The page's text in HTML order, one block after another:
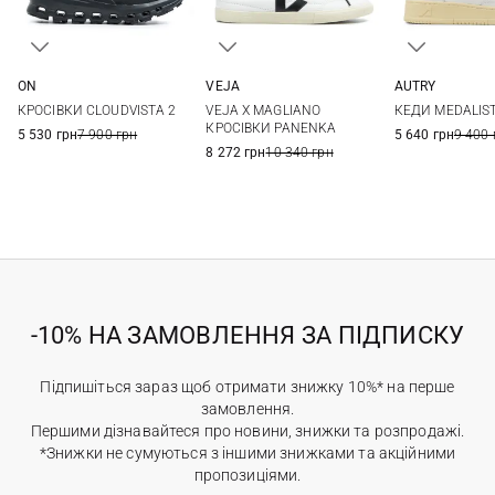
ON
КРОСІВКИ CLOUDVISTA 2
5 530 грн7 900 грн
40
VEJA
VEJA X MAGLIANO
КРОСІВКИ PANENKA
8 272 грн10 340 грн
AUTRY
КЕДИ
5 640 грн9 400
-10% НА ЗАМОВЛЕННЯ ЗА ПІДПИСКУ
Підпишіться зараз щоб отримати знижку 10%* на перше
замовлення.
Першими дізнавайтеся про новини, знижки та розпродажі.
*Знижки не сумуються з іншими знижками та акційними
пропозиціями.